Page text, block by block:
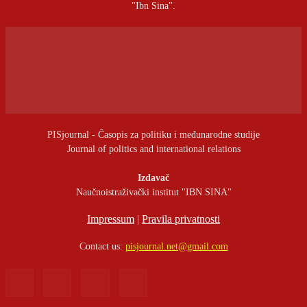
"Ibn Sina".
PISjournal - Časopis za politiku i međunarodne studije
Journal of politics and international relations
Izdavač
Naučnoistraživački institut "IBN SINA"
Impressum | Pravila privatnosti
Contact us: pisjournal.net@gmail.com